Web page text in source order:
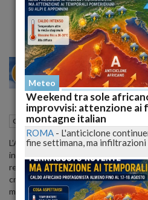
credito agrario senza
MILANO
Cronaca 21 Dicembre 2012
L’Assessore regionale alle Politiche
incontrato questa mattina il dott.
regionale dell’Abi per sottolineare
credito regionali recepiscano
mesi (dalla scadenza prevista del
Meteo
Weekend tra sole
improvvisi: attenzione ai
montagne italian
ROMA - L'anticiclone
fine settimana, ma infiltrazioni